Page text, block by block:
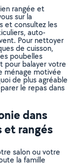
rangée et
sur la
et consultez les
auto-
Pour nettoyer
de cuisson,
poubelles
pour balayer votre
ménage motivée
de plus agréable
le repas dans
dans
et rangés
salon ou votre
la famille